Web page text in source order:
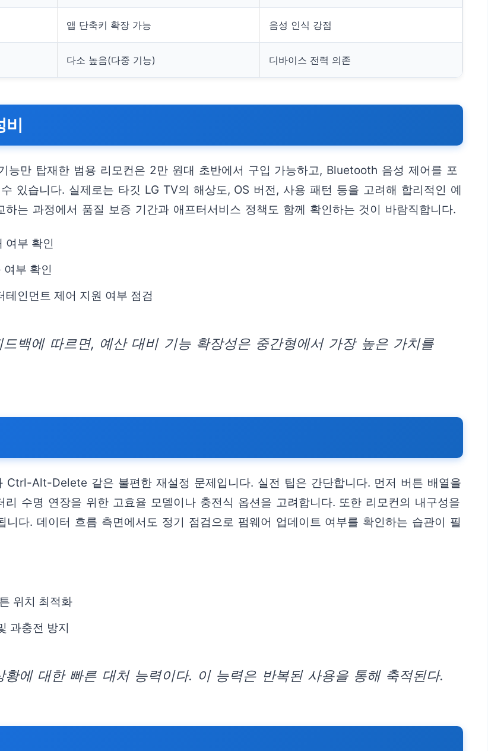
앱 단축키 확장 가능 음성 인식 강점
다소 높음(다중 기능) 디바이스 전력 의존
비
능만 탑재한 범용 리모컨은 2만 원대 초반에서 구입 가능하고, Bluetooth 음성 제어를 포
있습니다. 실제로는 타깃 LG TV의 해상도, OS 버전, 사용 패턴 등을 고려해 합리적인 예
는 과정에서 품질 보증 기간과 애프터서비스 정책도 함께 확인하는 것이 바람직합니다.
여부 확인
부 확인
인먼트 제어 지원 여부 점검
백에 따르면, 예산 대비 기능 확장성은 중간형에서 가장 높은 가치를
Ctrl-Alt-Delete 같은 불편한 재설정 문제입니다. 실전 팁은 간단합니다. 먼저 버튼 배열을
수명 연장을 위한 고효율 모델이나 충전식 옵션을 고려합니다. 또한 리모컨의 내구성을
다. 데이터 흐름 측면에서도 정기 점검으로 펌웨어 업데이트 여부를 확인하는 습관이 필
위치 최적화
과충전 방지
에 대한 빠른 대처 능력이다. 이 능력은 반복된 사용을 통해 축적된다.